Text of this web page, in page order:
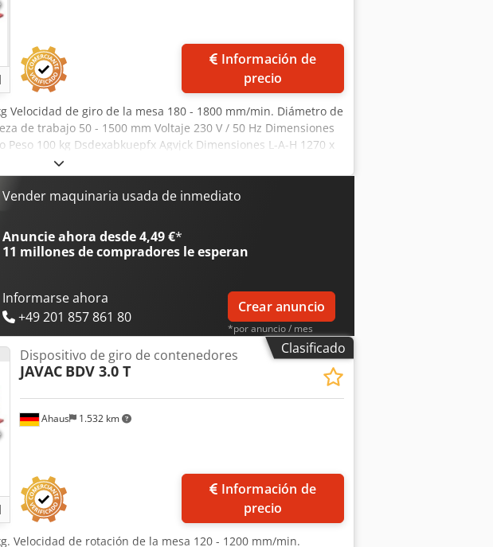
precio
Velocidad de giro de la mesa 180 - 1800 mm/min. Diámetro de
de trabajo 50 - 1500 mm Voltaje 230 V / 50 Hz Dimensiones
100 kg Dsdexabkuepfx Agvjck Dimensiones L-A-H 1270 x
- Compuesto por una unidad motriz y una unidad de apoyo. -
a baja velocidad. - Rodillos de PU. - El diámetro del
mediante pasadores de bloqueo. - Mando a distancia
y cambio de sentido de giro. - Pedal de control. - Estructura
la entrega: - 1 control (integrado) - 1 pedal de control - 1
en alemán
Vender maquinaria usada de inmediato
Anuncie ahora desde 4,49 €*
11 millones de compradores le esperan
Informarse ahora
+49 201 857 861 80
Crear anuncio
*por anuncio / mes
Clasificado
Ahaus 1.532 km
Dispositivo de giro de contenedores
JAVAC BDV 3.0 T
precio
Velocidad de rotación de la mesa 120 - 1200 mm/min.